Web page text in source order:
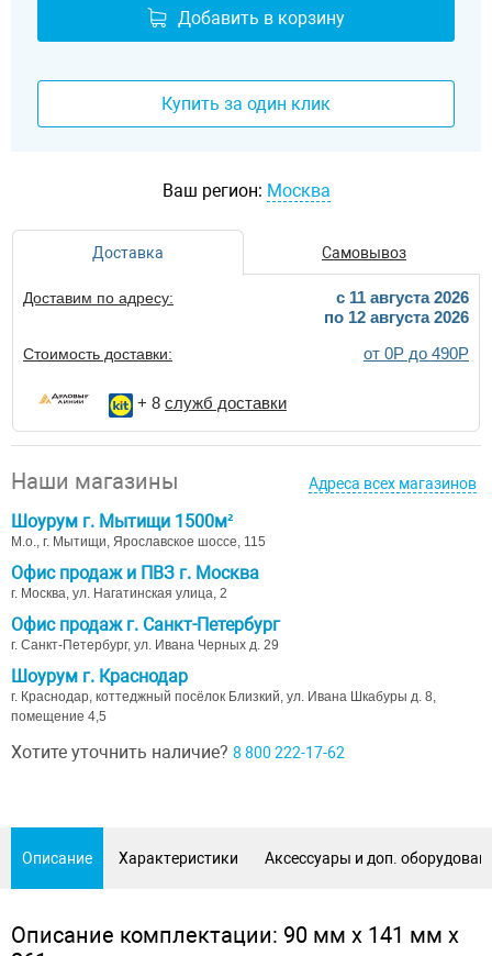
Добавить в корзину
Купить за один клик
Ваш регион: Москва
Доставка Самовывоз
Доставим по адресу:
c 11 августа 2026
по 12 августа 2026
Стоимость доставки: от 0Р до 490Р
+ 8 служб доставки
Наши магазины Адреса всех магазинов
Шоурум г. Мытищи 1500м²
М.о., г. Мытищи, Ярославское шоссе, 115
Офис продаж и ПВЗ г. Москва
г. Москва, ул. Нагатинская улица, 2
Офис продаж г. Санкт-Петербург
г. Санкт-Петербург, ул. Ивана Черных д. 29
Шоурум г. Краснодар
г. Краснодар, коттеджный посёлок Близкий, ул. Ивана Шкабуры д. 8,
помещение 4,5
Хотите уточнить наличие? 8 800 222-17-62
Описание Характеристики Аксессуары и доп.
Описание комплектации: 90 мм х 141 мм х